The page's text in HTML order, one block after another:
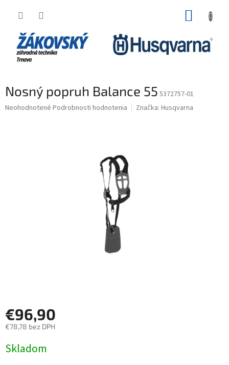
Nosný popruh Balance 55 5372757-01
Priemerné hodnotenie produktu je 0,0 z 5 hviezdičiek.
Neohodnotené Podrobnosti hodnotenia Značka: Husqvarna
€96,90
€78,78 bez DPH
Skladom